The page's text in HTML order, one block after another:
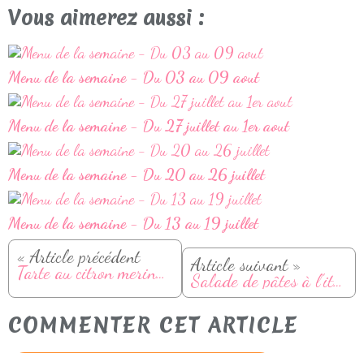
Vous aimerez aussi :
Menu de la semaine - Du 03 au 09 aout
Menu de la semaine - Du 27 juillet au 1er aout
Menu de la semaine - Du 20 au 26 juillet
Menu de la semaine - Du 13 au 19 juillet
« Article précédent
Tarte au citron meringuée (revisitée) Article suivant »
Salade de pâtes à l'italienne au Thermomix
COMMENTER CET ARTICLE